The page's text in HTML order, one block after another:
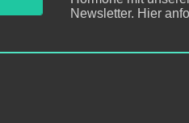
Newsletter. Hier